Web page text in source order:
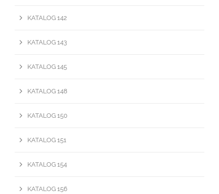
KATALOG 142
KATALOG 143
KATALOG 145
KATALOG 148
KATALOG 150
KATALOG 151
KATALOG 154
KATALOG 156